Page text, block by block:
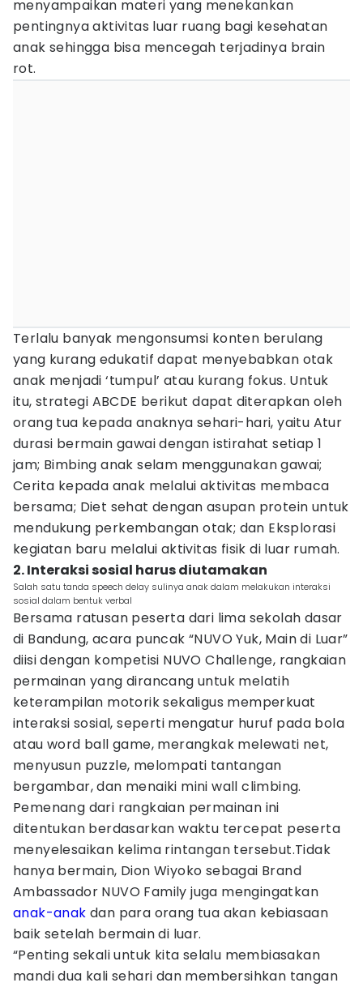
menyampaikan materi yang menekankan
pentingnya aktivitas luar ruang bagi kesehatan
anak sehingga bisa mencegah terjadinya brain
rot.
Terlalu banyak mengonsumsi konten berulang
yang kurang edukatif dapat menyebabkan otak
anak menjadi ‘tumpul’ atau kurang fokus. Untuk
itu, strategi ABCDE berikut dapat diterapkan oleh
orang tua kepada anaknya sehari-hari, yaitu Atur
durasi bermain gawai dengan istirahat setiap 1
jam; Bimbing anak selam menggunakan gawai;
Cerita kepada anak melalui aktivitas membaca
bersama; Diet sehat dengan asupan protein untuk
mendukung perkembangan otak; dan Eksplorasi
kegiatan baru melalui aktivitas fisik di luar rumah.
2. Interaksi sosial harus diutamakan
Salah satu tanda speech delay sulinya anak dalam melakukan interaksi
sosial dalam bentuk verbal
Bersama ratusan peserta dari lima sekolah dasar
di Bandung, acara puncak “NUVO Yuk, Main di Luar”
diisi dengan kompetisi NUVO Challenge, rangkaian
permainan yang dirancang untuk melatih
keterampilan motorik sekaligus memperkuat
interaksi sosial, seperti mengatur huruf pada bola
atau word ball game, merangkak melewati net,
menyusun puzzle, melompati tantangan
bergambar, dan menaiki mini wall climbing.
Pemenang dari rangkaian permainan ini
ditentukan berdasarkan waktu tercepat peserta
menyelesaikan kelima rintangan tersebut.Tidak
hanya bermain, Dion Wiyoko sebagai Brand
Ambassador NUVO Family juga mengingatkan
anak-anak dan para orang tua akan kebiasaan
baik setelah bermain di luar.
“Penting sekali untuk kita selalu membiasakan
mandi dua kali sehari dan membersihkan tangan